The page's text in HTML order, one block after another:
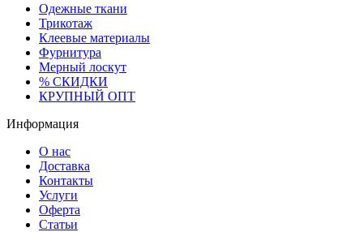
Одежные ткани
Трикотаж
Клеевые материалы
Фурнитура
Мерный лоскут
% СКИДКИ
КРУПНЫЙ ОПТ
Информация
О нас
Доставка
Контакты
Услуги
Оферта
Статьи